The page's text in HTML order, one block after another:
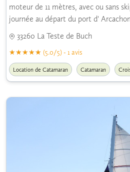
moteur de 11 mètres, avec ou sans
journée au départ du port d'
33260 La Teste de Buch
(5.0/5) - 1 avis
Location de Catamaran Catamaran